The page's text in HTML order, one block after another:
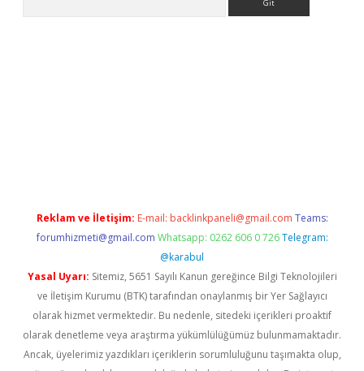
Reklam ve İletişim: E-mail: backlinkpaneli@gmail.com Teams:
forumhizmeti@gmail.com Whatsapp: 0262 606 0 726 Telegram:
@karabul
Yasal Uyarı: Sitemiz, 5651 Sayılı Kanun gereğince Bilgi Teknolojileri
ve İletişim Kurumu (BTK) tarafından onaylanmış bir Yer Sağlayıcı
olarak hizmet vermektedir. Bu nedenle, sitedeki içerikleri proaktif
olarak denetleme veya araştırma yükümlülüğümüz bulunmamaktadır.
Ancak, üyelerimiz yazdıkları içeriklerin sorumluluğunu taşımakta olup,